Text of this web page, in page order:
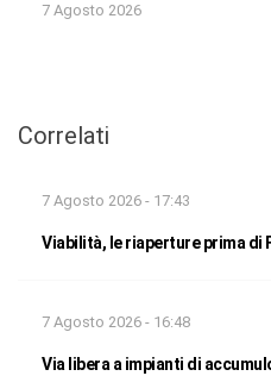
7 Agosto 2026
Correlati
7 Agosto 2026 - 17:43
Viabilità, le riaperture prima di
7 Agosto 2026 - 16:48
Via libera a impianti di